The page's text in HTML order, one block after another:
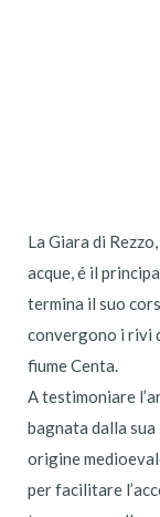
La Giara di
acque, é il
termina il suo
convergono i rivi
fiume Centa.
A testimoniare
bagnata dalla sua
origine
per facilitare